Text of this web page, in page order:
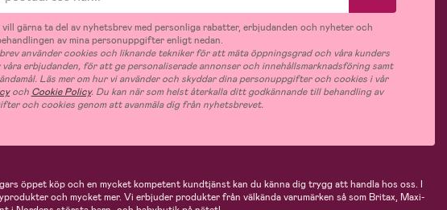
gärna ta del av nyhetsbrev med personliga rabatter, erbjudanden och nyheter och
av mina personuppgifter enligt nedan.
använder cookies och liknande tekniker för att mäta öppningsgrad och våra kunders
våra erbjudanden, för att ge personaliserade annonser och innehållsmarknadsföring samt
Läs mer om hur vi använder och skyddar dina personuppgifter och cookies i vår
och Cookie Policy. Du kan när som helst återkalla ditt godkännande till behandling av
och cookies genom att avanmäla dig från nyhetsbrevet.
öppet köp och en mycket kompetent kundtjänst kan du känna dig trygg att handla hos oss. I
och mycket mer. Vi erbjuder produkter från välkända varumärken så som Britax, Maxi-